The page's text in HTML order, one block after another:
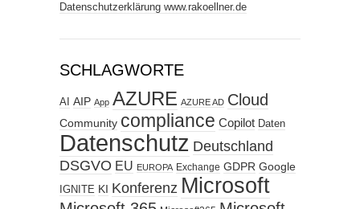
Datenschutzerklärung www.rakoellner.de
SCHLAGWORTE
AI AIP App AZURE AZURE AD Cloud
Community compliance Copilot Daten
Datenschutz Deutschland
DSGVO EU EUROPA Exchange GDPR Google
IGNITE KI Konferenz Microsoft